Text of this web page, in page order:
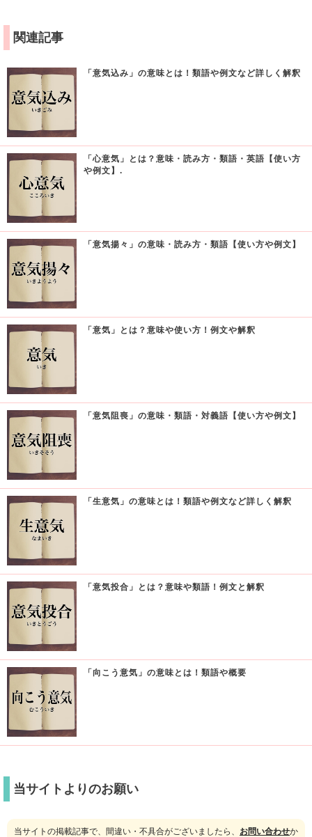
関連記事
「意気込み」の意味とは！類語や例文など詳しく解釈
「心意気」とは？意味・読み方・類語・英語【使い方
や例文】.
「意気揚々」の意味・読み方・類語【使い方や例文】
「意気」とは？意味や使い方！例文や解釈
「意気阻喪」の意味・類語・対義語【使い方や例文】
「生意気」の意味とは！類語や例文など詳しく解釈
「意気投合」とは？意味や類語！例文と解釈
「向こう意気」の意味とは！類語や概要
当サイトよりのお願い
当サイトの掲載記事で、間違い・不具合がございましたら、 お問い合わせか